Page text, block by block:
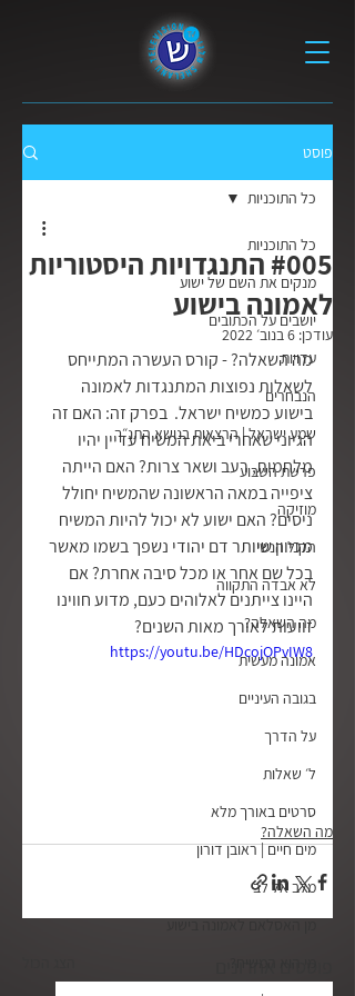
פוסט
כל התוכניות
מנקים את השם של ישוע
יושבים על הכתובים
עדויות
הנבחרים
שמע ישראל | הרצאות בנושא התנ״ך
פרשת השבוע
מוזיקה
הקול הנשי
לא אבדה התקווה
מה השאלה?
אמונה מעשית
בגובה העיניים
על הדרך
ל׳ שאלות
סרטים באורך מלא
מים חיים | ראובן דורון
מלב אל לב
מן האסלאם לאמונה בישוע
כל התוכניות
#005 התנגדויות היסטוריות
לאמונה בישוע
עודכן: 6 בנוב׳ 2022
מה השאלה? - קורס העשרה המתייחס
לשאלות נפוצות המתנגדות לאמונה
בישוע כמשיח ישראל.  בפרק זה: האם זה
הגיוני שאחרי ביאת המשיח עדיין יהיו
מלחמות, רעב ושאר צרות? האם הייתה
ציפייה במאה הראשונה שהמשיח יחולל
ניסים? האם ישוע לא יכול להיות המשיח
מכיוון שיותר דם יהודי נשפך בשמו מאשר
בכל שם אחר או מכל סיבה אחרת? אם
היינו צייתנים לאלוהים כעם, מדוע חווינו
זוועות לאורך מאות השנים?
https://youtu.be/HDcojOPvIW8
מה השאלה?